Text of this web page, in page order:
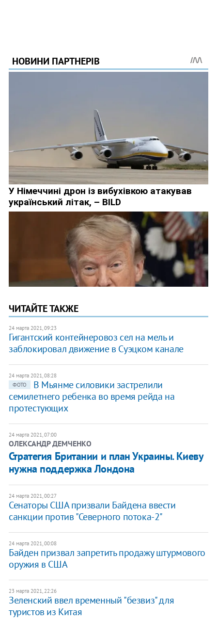
ЧИТАЙТЕ ТАКЖЕ
24 марта 2021, 09:23
Гигантский контейнеровоз сел на мель и
заблокировал движение в Суэцком канале
24 марта 2021, 08:28
ФОТО
В Мьянме силовики застрелили
семилетнего ребенка во время рейда на
протестующих
24 марта 2021, 07:00
ОЛЕКСАНДР ДЕМЧЕНКО
Стратегия Британии и план Украины. Киеву
нужна поддержка Лондона
24 марта 2021, 00:27
Сенаторы США призвали Байдена ввести
санкции против "Северного потока-2"
24 марта 2021, 00:08
Байден призвал запретить продажу штурмового
оружия в США
23 марта 2021, 22:26
Зеленский ввел временный "безвиз" для
туристов из Китая